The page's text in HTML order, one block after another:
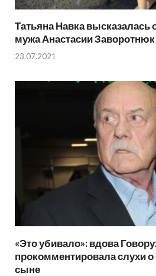
Татьяна Навка высказалась
мужа Анастасии Заворотнюк
23.07.2021
«Это убивало»: вдова
прокомментировала слухи о
сыне